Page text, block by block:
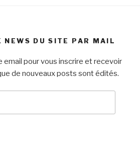
NEWS DU SITE PAR MAIL
email pour vous inscrire et recevoir
de nouveaux posts sont édités.